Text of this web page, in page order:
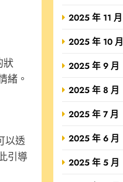
狀
緒。
以透
引導
2025 年 11 月
2025 年 10 月
2025 年 9 月
2025 年 8 月
2025 年 7 月
2025 年 6 月
2025 年 5 月